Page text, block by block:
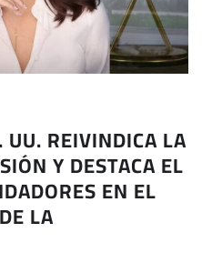
UU. REIVINDICA LA
Y DESTACA EL
EN EL
LA